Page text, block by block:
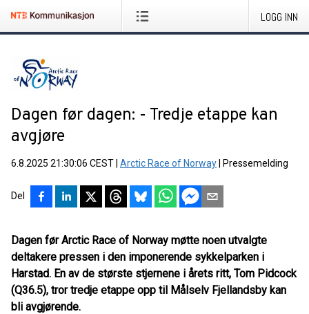
LOGG INN
Dagen før dagen: - Tredje etappe kan
avgjøre
6.8.2025 21:30:06 CEST Arctic Race of Norway Pressemelding
Del
Dagen før Arctic Race of Norway møtte noen utvalgte
deltakere pressen i den imponerende sykkelparken i
Harstad. En av de største stjernene i årets ritt, Tom Pidcock
(Q36.5), tror tredje etappe opp til Målselv Fjellandsby kan
bli avgjørende.